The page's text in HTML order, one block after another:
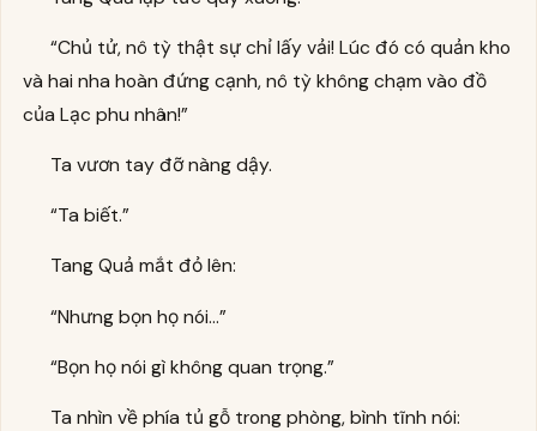
“Chủ tử, nô tỳ thật sự chỉ lấy vải! Lúc đó có quản kho
và hai nha hoàn đứng cạnh, nô tỳ không chạm vào đồ
của Lạc phu nhân!”
Ta vươn tay đỡ nàng dậy.
“Ta biết.”
Tang Quả mắt đỏ lên:
“Nhưng bọn họ nói…”
“Bọn họ nói gì không quan trọng.”
Ta nhìn về phía tủ gỗ trong phòng, bình tĩnh nói: